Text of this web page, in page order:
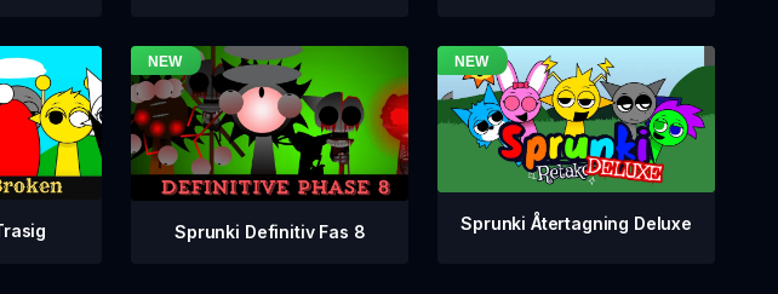
Sprunki Definitiv Fas 8 Sprunki Återtagning Deluxe